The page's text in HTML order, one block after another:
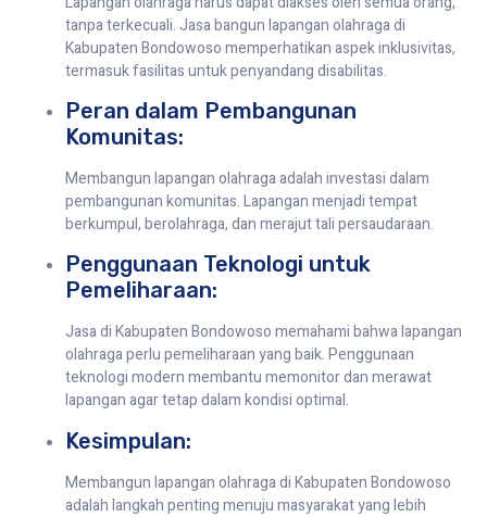
tanpa terkecuali. Jasa bangun lapangan olahraga di
Kabupaten Bondowoso memperhatikan aspek inklusivitas,
termasuk fasilitas untuk penyandang disabilitas.
Peran dalam Pembangunan
Komunitas:
Membangun lapangan olahraga adalah investasi dalam
pembangunan komunitas. Lapangan menjadi tempat
berkumpul, berolahraga, dan merajut tali persaudaraan.
Penggunaan Teknologi untuk
Pemeliharaan:
Jasa di Kabupaten Bondowoso memahami bahwa lapangan
olahraga perlu pemeliharaan yang baik. Penggunaan
teknologi modern membantu memonitor dan merawat
lapangan agar tetap dalam kondisi optimal.
Kesimpulan:
Membangun lapangan olahraga di Kabupaten Bondowoso
adalah langkah penting menuju masyarakat yang lebih